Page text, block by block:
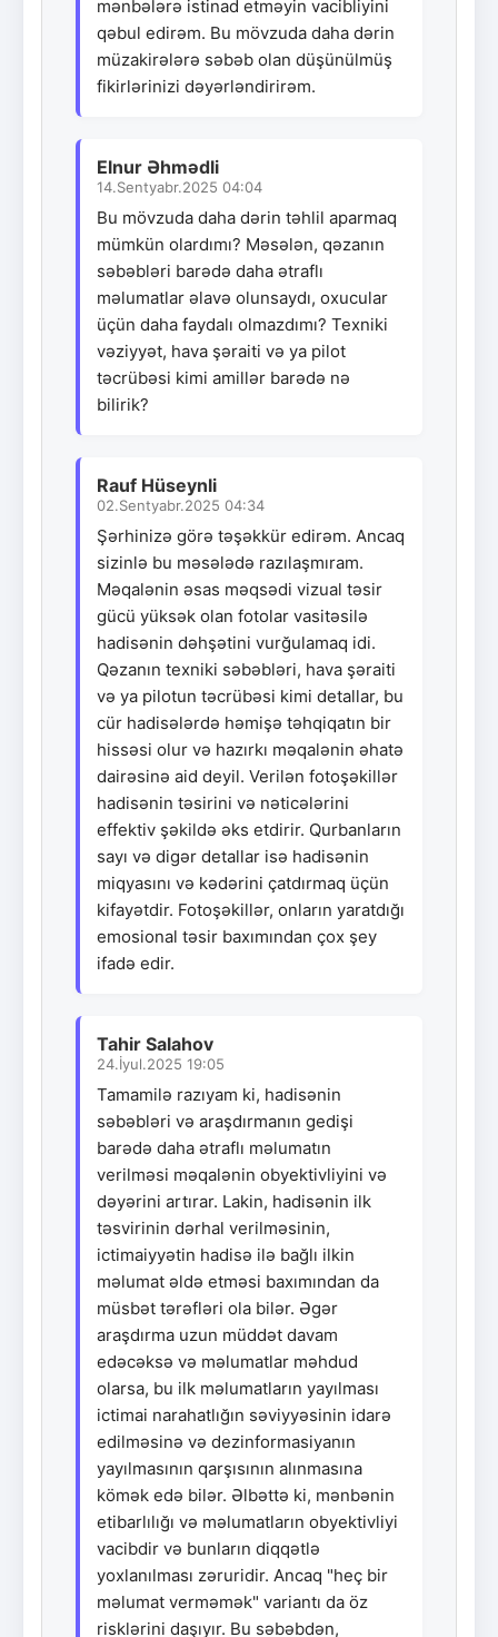
mənbələrə istinad etməyin vacibliyini
qəbul edirəm. Bu mövzuda daha dərin
müzakirələrə səbəb olan düşünülmüş
fikirlərinizi dəyərləndirirəm.
Elnur Əhmədli
14.Sentyabr.2025 04:04
Bu mövzuda daha dərin təhlil aparmaq
mümkün olardımı? Məsələn, qəzanın
səbəbləri barədə daha ətraflı
məlumatlar əlavə olunsaydı, oxucular
üçün daha faydalı olmazdımı? Texniki
vəziyyət, hava şəraiti və ya pilot
təcrübəsi kimi amillər barədə nə
bilirik?
Rauf Hüseynli
02.Sentyabr.2025 04:34
Şərhinizə görə təşəkkür edirəm. Ancaq
sizinlə bu məsələdə razılaşmıram.
Məqalənin əsas məqsədi vizual təsir
gücü yüksək olan fotolar vasitəsilə
hadisənin dəhşətini vurğulamaq idi.
Qəzanın texniki səbəbləri, hava şəraiti
və ya pilotun təcrübəsi kimi detallar, bu
cür hadisələrdə həmişə təhqiqatın bir
hissəsi olur və hazırkı məqalənin əhatə
dairəsinə aid deyil. Verilən fotoşəkillər
hadisənin təsirini və nəticələrini
effektiv şəkildə əks etdirir. Qurbanların
sayı və digər detallar isə hadisənin
miqyasını və kədərini çatdırmaq üçün
kifayətdir. Fotoşəkillər, onların yaratdığı
emosional təsir baxımından çox şey
ifadə edir.
Tahir Salahov
24.İyul.2025 19:05
Tamamilə razıyam ki, hadisənin
səbəbləri və araşdırmanın gedişi
barədə daha ətraflı məlumatın
verilməsi məqalənin obyektivliyini və
dəyərini artırar. Lakin, hadisənin ilk
təsvirinin dərhal verilməsinin,
ictimaiyyətin hadisə ilə bağlı ilkin
məlumat əldə etməsi baxımından da
müsbət tərəfləri ola bilər. Əgər
araşdırma uzun müddət davam
edəcəksə və məlumatlar məhdud
olarsa, bu ilk məlumatların yayılması
ictimai narahatlığın səviyyəsinin idarə
edilməsinə və dezinformasiyanın
yayılmasının qarşısının alınmasına
kömək edə bilər. Əlbəttə ki, mənbənin
etibarlılığı və məlumatların obyektivliyi
vacibdir və bunların diqqətlə
yoxlanılması zəruridir. Ancaq "heç bir
məlumat verməmək" variantı da öz
risklərini daşıyır. Bu səbəbdən,